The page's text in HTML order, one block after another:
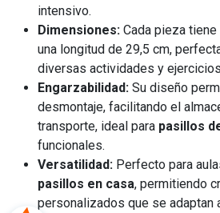
intensivo.
Dimensiones: Cada pieza
una longitud de 29,5 cm,
diversas actividades y
Engarzabilidad: Su diseño
desmontaje, facilitando el
transporte, ideal para pasillos
funcionales.
Versatilidad: Perfecto para
pasillos en casa, permitiendo
personalizados que se adaptan